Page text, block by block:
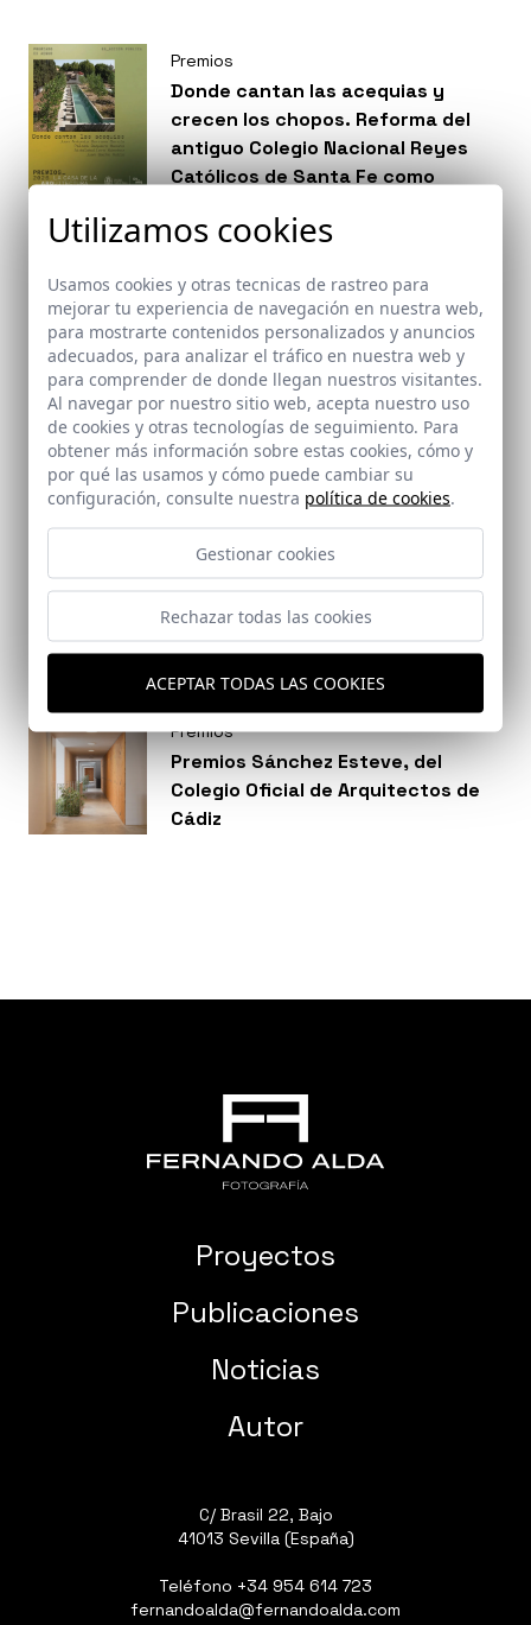
Premios
Donde cantan las acequias y
crecen los chopos. Reforma del
antiguo Colegio Nacional Reyes
Católicos de Santa Fe como
Granada recibe Premio EX AEQUO
en los Premios de La Casa de la
Arquitectura.
Breves
La revista ST de Strugal, ha
publicado un extenso reportaje
sobre la trayectoria de Fernando
Alda, sus inicios, procesos e
inquietudes: “me encantaría
pensar que detrás de algunas de
mis imágenes se esconde una
La revista ST | Architec publica
reportaje sobre la trayectoria de
Fernando Alda
Premios
Premios Sánchez Esteve, del
Colegio Oficial de Arquitectos de
Cádiz
Proyectos
Publicaciones
Noticias
Autor
C/ Brasil 22, Bajo
41013 Sevilla (España)
Teléfono +34 954 614 723
fernandoalda@fernandoalda.com
Utilizamos cookies
Usamos cookies y otras tecnicas de rastreo para
mejorar tu experiencia de navegación en nuestra web,
para mostrarte contenidos personalizados y anuncios
adecuados, para analizar el tráfico en nuestra web y
para comprender de donde llegan nuestros visitantes.
Al navegar por nuestro sitio web, acepta nuestro uso
de cookies y otras tecnologías de seguimiento. Para
obtener más información sobre estas cookies, cómo y
por qué las usamos y cómo puede cambiar su
configuración, consulte nuestra política de cookies.
Gestionar cookies
Rechazar todas las cookies
ACEPTAR TODAS LAS COOKIES